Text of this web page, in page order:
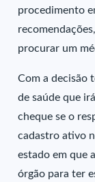
procedimento
procurar um
Com a decisão
de saúde que
cheque se o
cadastro ativo
estado em que
órgão para ter